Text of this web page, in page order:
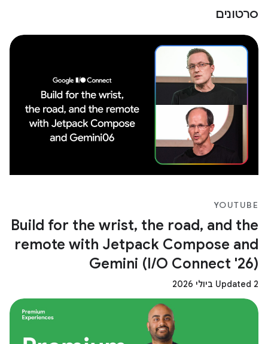
סרטונים
YOUTUBE
Build for the wrist, the road, and the
remote with Jetpack Compose and
Gemini (I/O Connect '26)
Updated 2 ביולי 2026